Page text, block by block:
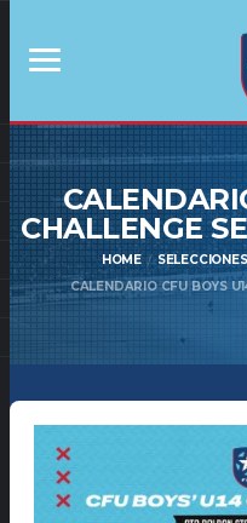
CHALLENGE
HOME
CALENDARIO CFU BOYS